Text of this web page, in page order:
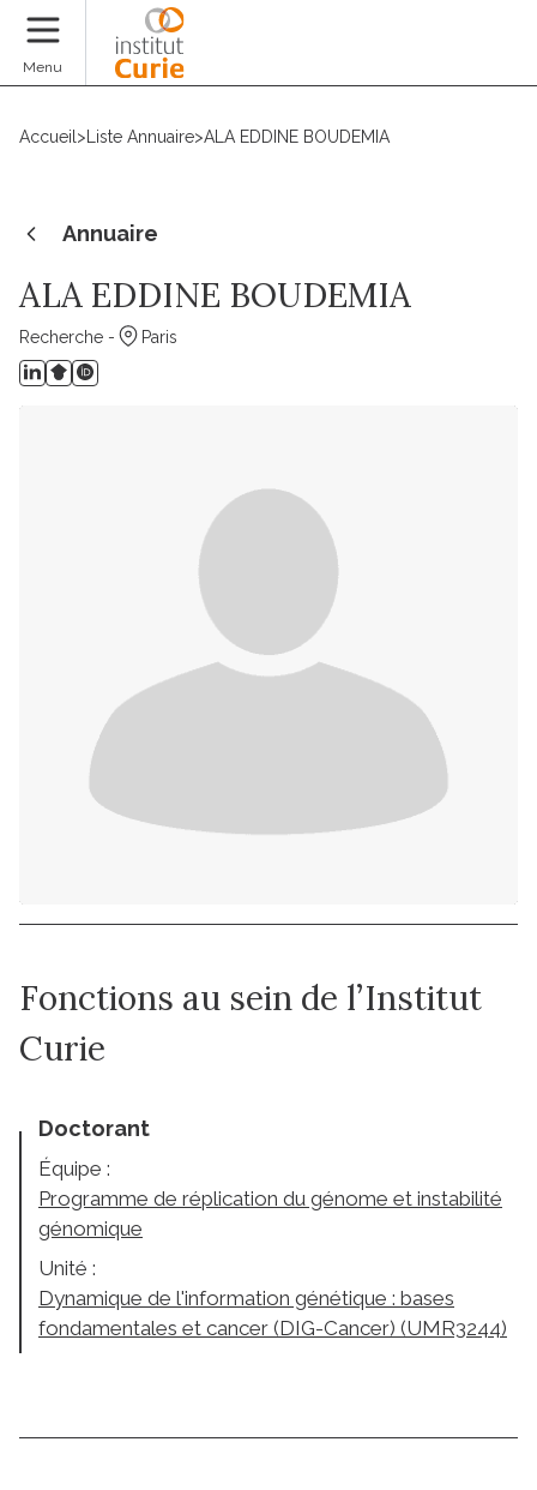
Menu
Accueil > Liste Annuaire>ALA EDDINE BOUDEMIA
Annuaire
ALA EDDINE BOUDEMIA
Recherche - Paris
Fonctions au sein de l’Institut
Curie
Doctorant
Équipe :
Programme de réplication du génome et instabilité
génomique
Unité :
Dynamique de l'information génétique : bases
fondamentales et cancer (DIG-Cancer) (UMR3244)